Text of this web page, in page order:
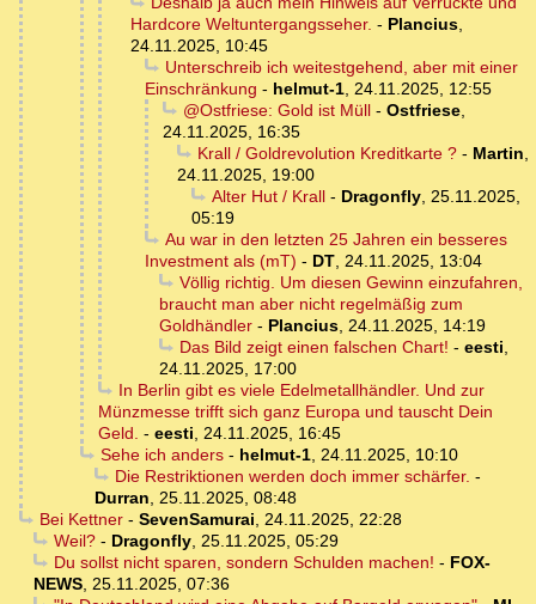
Hardcore Weltuntergangsseher. - Plancius,
24.11.2025, 10:45
Unterschreib ich weitestgehend, aber mit einer
Einschränkung - helmut-1, 24.11.2025, 12:55
@Ostfriese: Gold ist Müll- Ostfriese,
24.11.2025, 16:35
Krall / Goldrevolution Kreditkarte ?- Martin,
24.11.2025, 19:00
Alter Hut / Krall- Dragonfly, 25.11.2025,
05:19
Au war in den letzten 25 Jahren ein besseres
Investment als (mT) - DT, 24.11.2025, 13:04
Völlig richtig. Um diesen Gewinn einzufahren,
braucht man aber nicht regelmäßig zum
Goldhändler - Plancius, 24.11.2025, 14:19
Das Bild zeigt einen falschen Chart! - eesti,
24.11.2025, 17:00
In Berlin gibt es viele Edelmetallhändler. Und zur
Münzmesse trifft sich ganz Europa und tauscht Dein
Geld. - eesti, 24.11.2025, 16:45
Sehe ich anders- helmut-1, 24.11.2025, 10:10
Die Restriktionen werden doch immer schärfer. -
Durran, 25.11.2025, 08:48
Bei Kettner- SevenSamurai, 24.11.2025, 22:28
Weil?- Dragonfly, 25.11.2025, 05:29
Du sollst nicht sparen, sondern Schulden machen! - FOX-
NEWS, 25.11.2025, 07:36